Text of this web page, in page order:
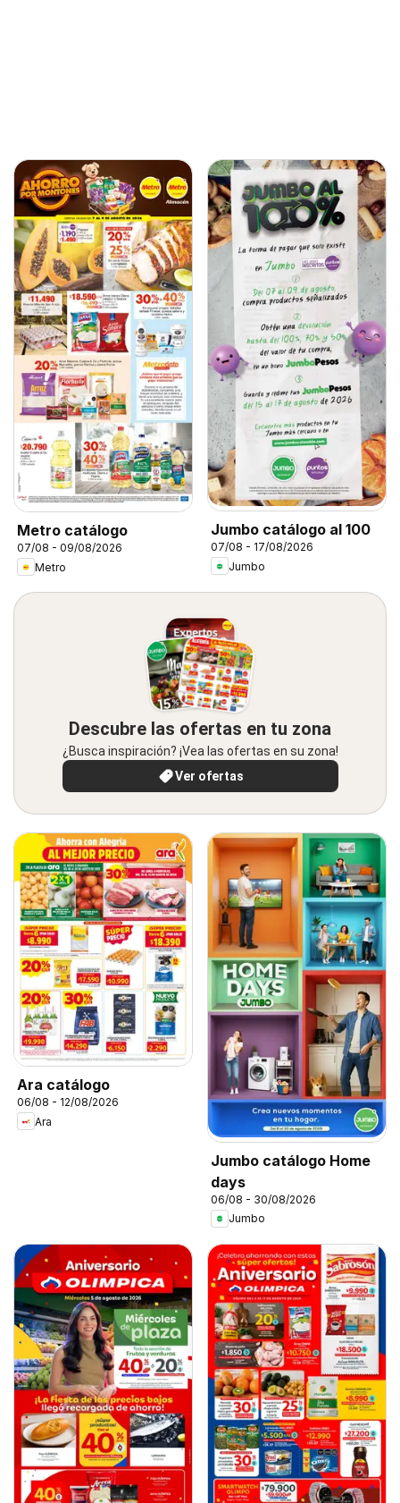
Metro catálogo
07/08 - 09/08/2026
Metro
Jumbo catálogo al 100
07/08 - 17/08/2026
Jumbo
Descubre las ofertas en tu zona
¿Busca inspiración? ¡Vea las ofertas en su zona!
Ver ofertas
Ara catálogo
06/08 - 12/08/2026
Ara
Jumbo catálogo Home
days
06/08 - 30/08/2026
Jumbo